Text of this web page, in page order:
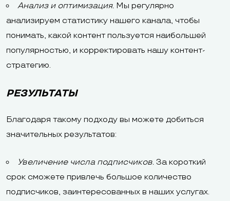
Анализ и оптимизация. Мы регулярно
анализируем статистику нашего канала, чтобы
понимать, какой контент пользуется наибольшей
популярностью, и корректировать нашу контент-
стратегию.
РЕЗУЛЬТАТЫ
Благодаря такому подходу вы можете добиться
значительных результатов:
Увеличение числа подписчиков. За короткий
срок сможете привлечь большое количество
подписчиков, заинтересованных в наших услугах.